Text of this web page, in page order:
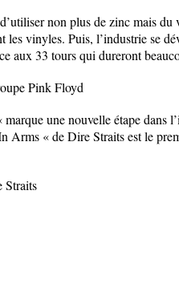
non plus de zinc mais
vinyles. Puis, l’industrie se
aux 33 tours qui dureront
Pink Floyd
une nouvelle étape dans
Arms « de Dire Straits est le
Straits